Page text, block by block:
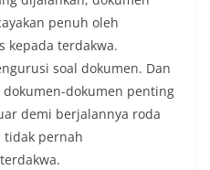
penuh oleh
kepada terdakwa.
soal dokumen. Dan
dokumen penting
demi berjalannya roda
tidak pernah